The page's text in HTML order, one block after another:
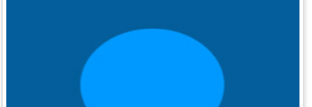
Chicago trong khi Hội nghị Quốc gia đảng Dân chủ đề cử
Hubert H. Humphrey làm tổng thống.
Ngày 28-8 năm 1981:
Trung tâm Kiểm soát Dịch bệnh thông
báo một đội đặc nhiệm y tế đã được thành lập để xem xét tỷ lệ
mắc bệnh sarcoma Kaposi và bệnh viêm màng phổi ở nam